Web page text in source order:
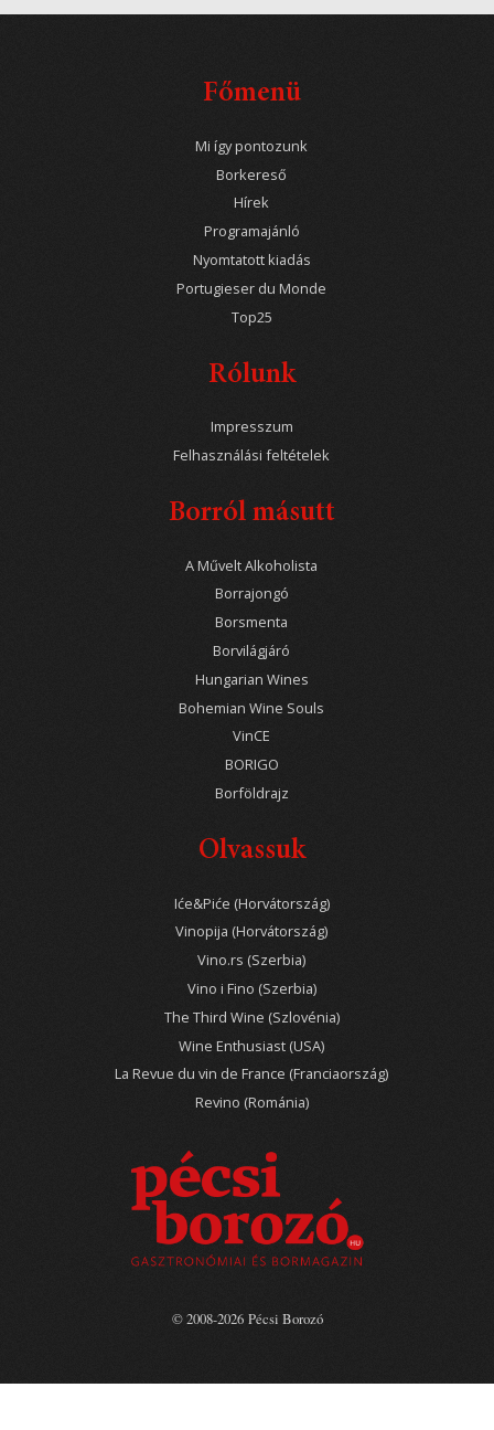
Főmenü
Mi így pontozunk
Borkereső
Hírek
Programajánló
Nyomtatott kiadás
Portugieser du Monde
Top25
Rólunk
Impresszum
Felhasználási feltételek
Borról másutt
A Művelt Alkoholista
Borrajongó
Borsmenta
Borvilágjáró
Hungarian Wines
Bohemian Wine Souls
VinCE
BORIGO
Borföldrajz
Olvassuk
Iće&Piće (Horvátország)
Vinopija (Horvátország)
Vino.rs (Szerbia)
Vino i Fino (Szerbia)
The Third Wine (Szlovénia)
Wine Enthusiast (USA)
La Revue du vin de France (Franciaország)
Revino (Románia)
© 2008-2026 Pécsi Borozó